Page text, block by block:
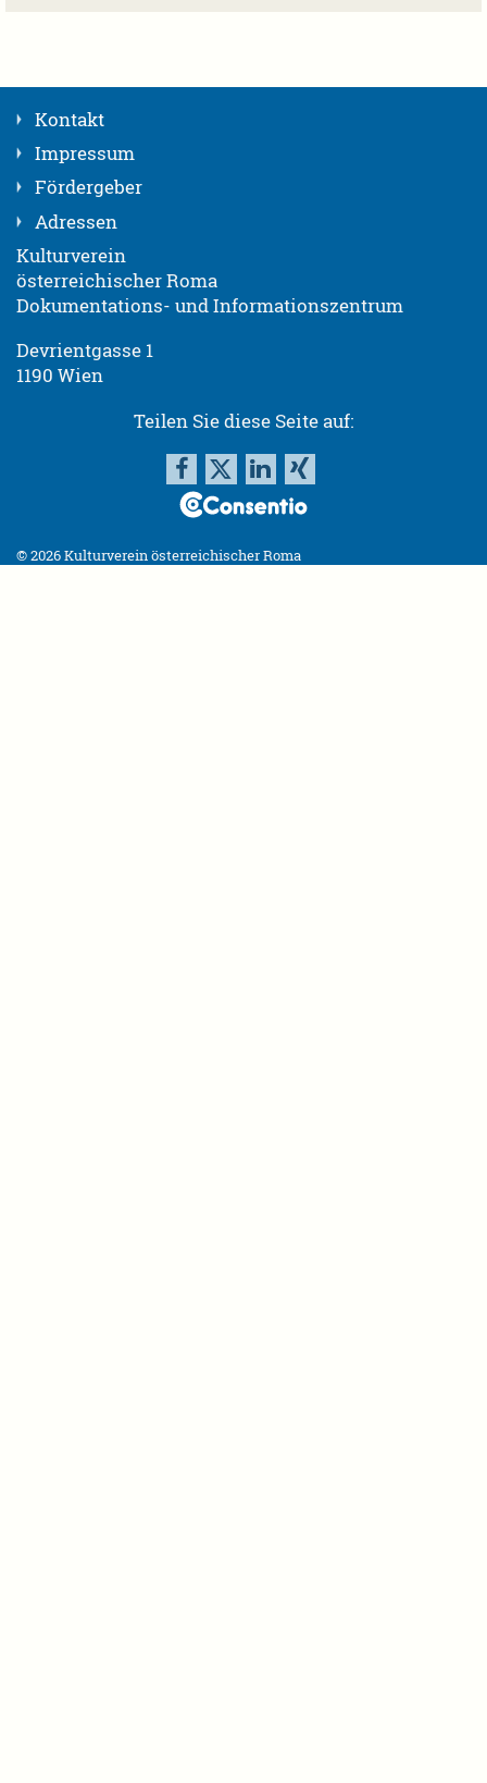
Kontakt
Impressum
Fördergeber
Adressen
Kulturverein
österreichischer Roma
Dokumentations- und Informationszentrum
Devrientgasse 1
1190 Wien
Teilen Sie diese Seite auf:
© 2026 Kulturverein österreichischer Roma